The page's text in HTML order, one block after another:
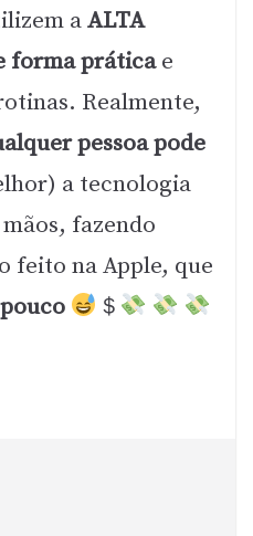
aALTA
forma práticae
Realmente,
pessoa pode
a tecnologia
fazendo
feito na Apple, que
＄